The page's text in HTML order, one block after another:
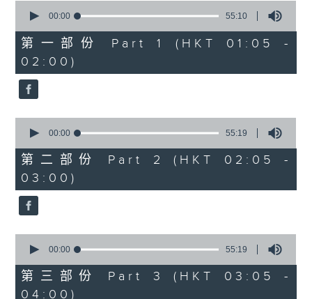
seconds
55
minutes,
10
seconds
00:00 55:10
第一部份 Part 1 (HKT 01:05 -
02:00)
seconds
55
minutes,
19
seconds
00:00 55:19
第二部份 Part 2 (HKT 02:05 -
03:00)
seconds
55
minutes,
19
00:00 55:19
第三部份 Part 3 (HKT 03:05 -
04:00)